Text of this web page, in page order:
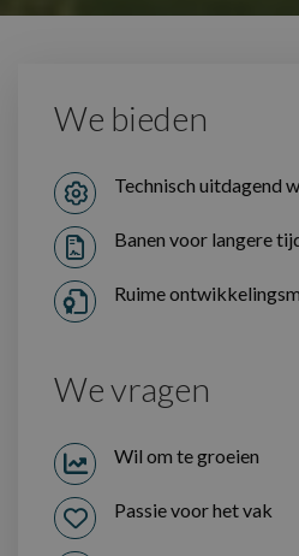
We bieden
Technisch uitdagend
Banen voor langere
Ruime
We vragen
Wil om te groeien
Passie voor het vak